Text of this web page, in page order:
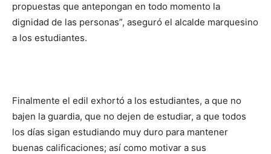
propuestas que antepongan en todo momento la
dignidad de las personas”, aseguró el alcalde marquesino
a los estudiantes.
Finalmente el edil exhortó a los estudiantes, a que no
bajen la guardia, que no dejen de estudiar, a que todos
los días sigan estudiando muy duro para mantener
buenas calificaciones; así como motivar a sus